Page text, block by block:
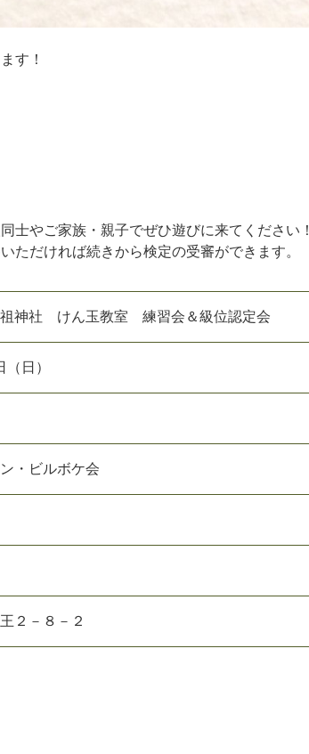
す！
士やご家族・親子でぜひ遊びに来てください！
ただければ続きから検定の受審ができます。
神社 けん玉教室 練習会＆級位認定会
日）
・ビルボケ会
２－８－２